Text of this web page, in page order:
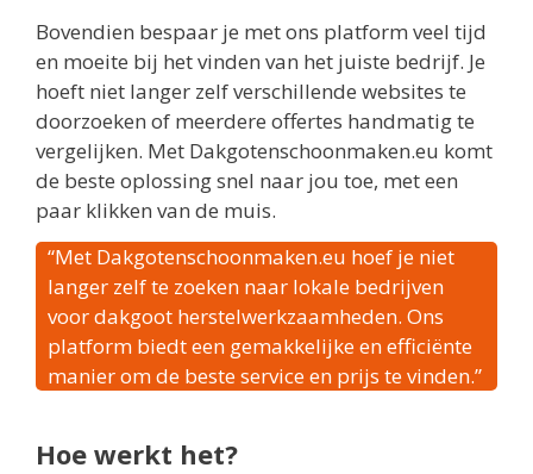
Bovendien bespaar je met ons platform veel tijd
en moeite bij het vinden van het juiste bedrijf. Je
hoeft niet langer zelf verschillende websites te
doorzoeken of meerdere offertes handmatig te
vergelijken. Met Dakgotenschoonmaken.eu komt
de beste oplossing snel naar jou toe, met een
paar klikken van de muis.
“Met Dakgotenschoonmaken.eu hoef je niet
langer zelf te zoeken naar lokale bedrijven
voor dakgoot herstelwerkzaamheden. Ons
platform biedt een gemakkelijke en efficiënte
manier om de beste service en prijs te vinden.”
Hoe werkt het?